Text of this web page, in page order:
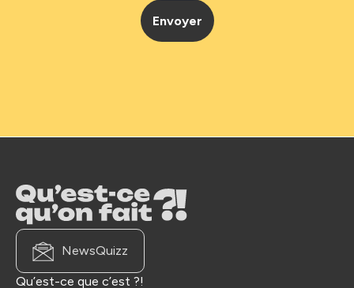
NewsQuizz
Qu’est-ce que c’est ?!